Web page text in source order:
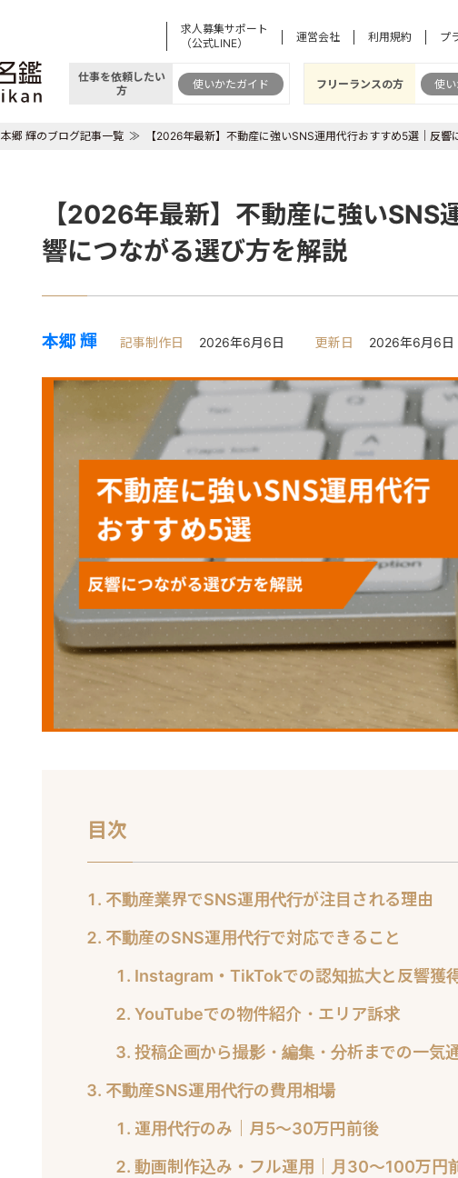
求人募集サポート
（公式LINE）
運営会社 利用規約 プ
仕事を依頼したい
方
使いかたガイド フリーランスの方 使
本郷 輝のブログ記事一覧 【2026年最新】不動産に強いSNS運用代行おすすめ5選｜反響
【2026年最新】不動産に強いSNS
響につながる選び方を解説
本郷 輝 記事制作日 2026年6月6日 更新日 2026年6月6日
目次
不動産業界でSNS運用代行が注目される理由
不動産のSNS運用代行で対応できること
Instagram・TikTokでの認知拡大と反響獲
YouTubeでの物件紹介・エリア訴求
投稿企画から撮影・編集・分析までの一気
不動産SNS運用代行の費用相場
運用代行のみ｜月5〜30万円前後
動画制作込み・フル運用｜月30〜100万円